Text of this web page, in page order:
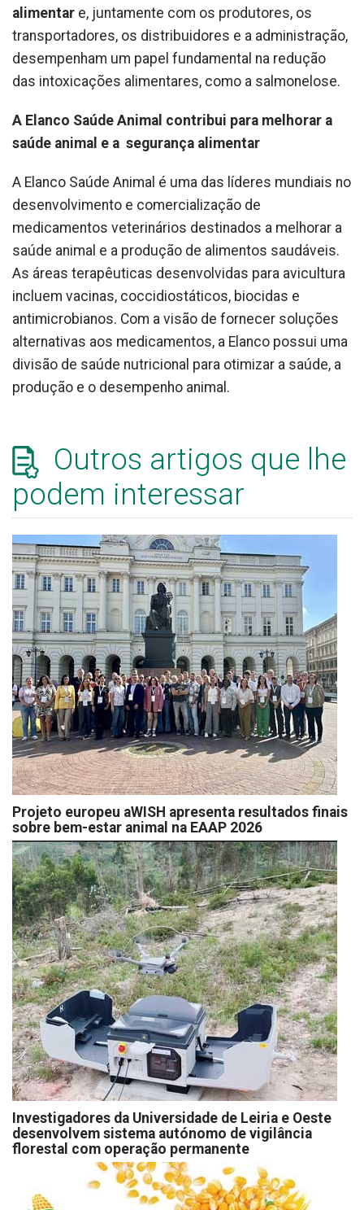
alimentar e, juntamente com os produtores, os
transportadores, os distribuidores e a administração,
desempenham um papel fundamental na redução
das intoxicações alimentares, como a salmonelose.
A Elanco Saúde Animal contribui para melhorar a
saúde animal e a segurança alimentar
A Elanco Saúde Animal é uma das líderes mundiais no
desenvolvimento e comercialização de
medicamentos veterinários destinados a melhorar a
saúde animal e a produção de alimentos saudáveis.
As áreas terapêuticas desenvolvidas para avicultura
incluem vacinas, coccidiostáticos, biocidas e
antimicrobianos. Com a visão de fornecer soluções
alternativas aos medicamentos, a Elanco possui uma
divisão de saúde nutricional para otimizar a saúde, a
produção e o desempenho animal.
Outros artigos que lhe
podem interessar
Projeto europeu aWISH apresenta resultados finais
sobre bem-estar animal na EAAP 2026
Investigadores da Universidade de Leiria e Oeste
desenvolvem sistema autónomo de vigilância
florestal com operação permanente